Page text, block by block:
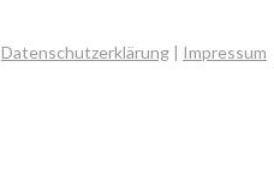
Datenschutzerklärung | Impressum